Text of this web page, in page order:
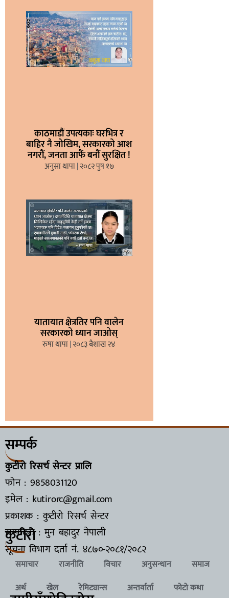
काठमाडौं उपत्यकाः घरभित्र र
बाहिर नै जोखिम, सरकारको आश
नगरौं, जनता आफैं बनौं सुरक्षित !
अनुसा थापा २०८२ पुष १७
यातायात क्षेत्रतिर पनि वालेन
सरकारको ध्यान जाओस्
रुषा थापा २०८३ बैशाख २४
सम्पर्क
कुटीरो रिसर्च सेन्टर प्रालि
फोन : 9858031120
इमेल : kutirorc@gmail.com
प्रकाशक : कुटीरो रिसर्च सेन्टर
सम्पादक : मुन बहादुर नेपाली
सूचना विभाग दर्ता नं. ४८७०-२०८१/२०८२
कुटीरो
समाचार राजनीति विचार अनुसन्धान
समाज
अर्थ
खेल रेमिट्यान्स अन्तर्वार्ता फोटो कथा